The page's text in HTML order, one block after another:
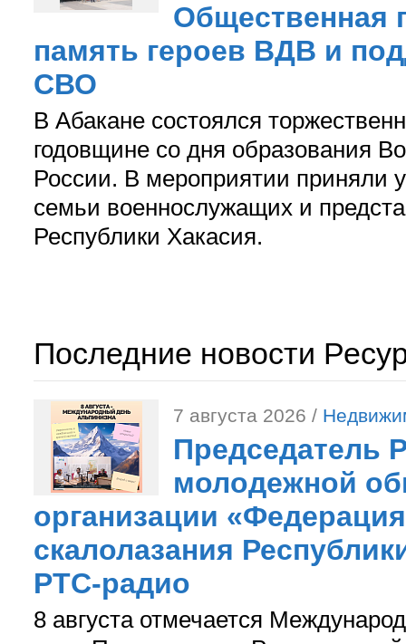
Общественная
память героев ВДВ и
СВО
В Абакане состоялся
годовщине со дня образования
России. В мероприятии приняли
семьи военнослужащих и
Республики Хакасия.
Последние новости
7 августа 2026 /
Председатель
молодежной
организации
скалолазания
РТС-радио
8 августа отмечается